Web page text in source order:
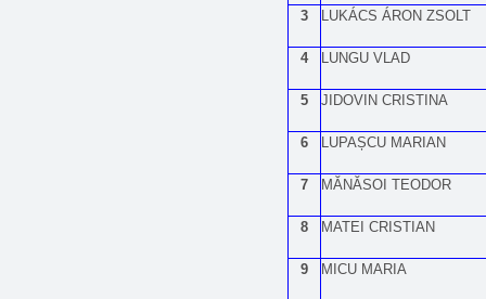
3 LUKÁCS ÁRON ZSOLT
4 LUNGU VLAD
5 JIDOVIN CRISTINA
6 LUPAȘCU MARIAN
7 MĂNĂSOI TEODOR
8 MATEI CRISTIAN
9 MICU MARIA